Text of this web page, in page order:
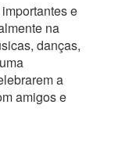
e
na
danças,
a
amigos e